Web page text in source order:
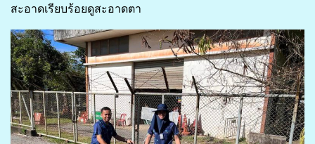
สะอาดเรียบร้อยดูสะอาดตา